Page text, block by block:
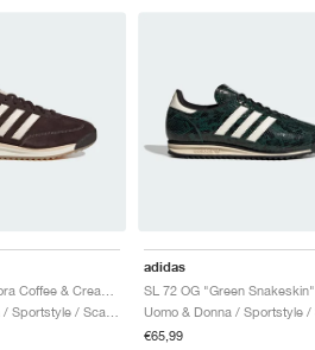
adidas
SL 72 OG "Green Snakeskin"
€65,99